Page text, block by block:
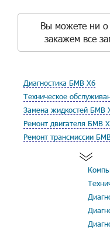
Вы можете ни о
закажем все
Диагностика БМВ Х6
Техническое
Замена жидкостей БМВ
Ремонт двигателя БМВ
Ремонт трансмиссии